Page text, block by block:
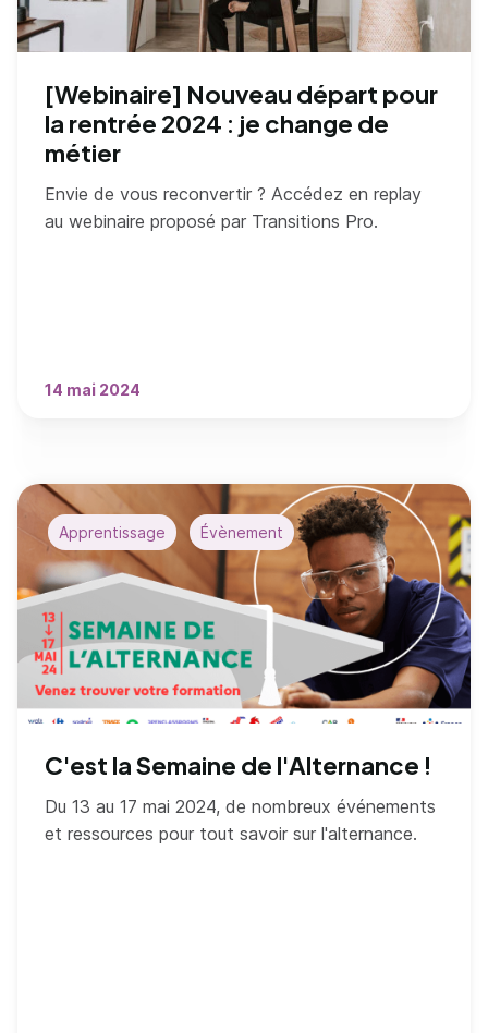
[Webinaire] Nouveau départ pour
la rentrée 2024 : je change de
métier
Envie de vous reconvertir ? Accédez en replay
au webinaire proposé par Transitions Pro.
14 mai 2024
C'est la Semaine de l'Alternance !
Du 13 au 17 mai 2024, de nombreux événements
et ressources pour tout savoir sur l'alternance.
Apprentissage Évènement